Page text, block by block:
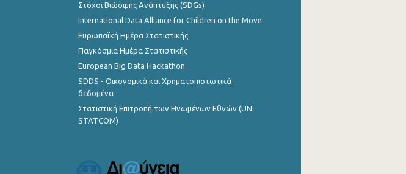
Στόχοι Βιώσιμης Ανάπτυξης (SDGs)
International Data Alliance for Children on the Move
Ευρωπαϊκή Ημέρα Στατιστικής
Παγκόσμια Ημέρα Στατιστικής
European Big Data Hackathon
SDDS - Οικονομικά και Χρηματοπιστωτικά
δεδομένα
Στατιστική Επιτροπή των Ηνωμένων Εθνών (UN
STATCOM)